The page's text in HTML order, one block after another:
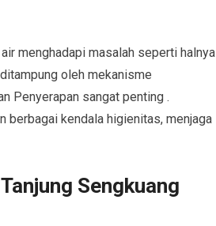
menghadapi masalah seperti halnya
oleh mekanisme
Penyerapan sangat penting .
kendala higienitas, menjaga
Sengkuang